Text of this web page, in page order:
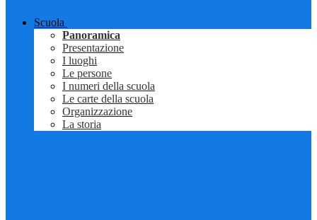
Scuola
Panoramica
Presentazione
I luoghi
Le persone
I numeri della scuola
Le carte della scuola
Organizzazione
La storia